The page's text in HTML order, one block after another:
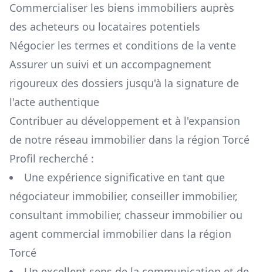
Commercialiser les biens immobiliers auprès
des acheteurs ou locataires potentiels
Négocier les termes et conditions de la vente
Assurer un suivi et un accompagnement
rigoureux des dossiers jusqu'à la signature de
l'acte authentique
Contribuer au développement et à l'expansion
de notre réseau immobilier dans la région Torcé
Profil recherché :
Une expérience significative en tant que
négociateur immobilier, conseiller immobilier,
consultant immobilier, chasseur immobilier ou
agent commercial immobilier dans la région
Torcé